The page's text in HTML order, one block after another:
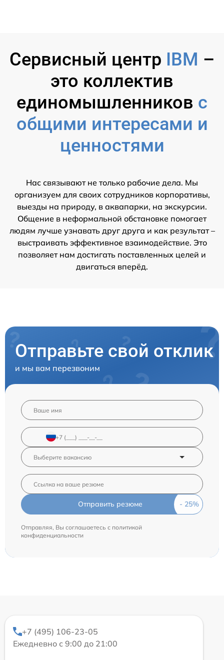
Сервисный центр IBM –
это коллектив
единомышленников с
общими интересами и
ценностями
Нас связывают не только рабочие дела. Мы
организуем для своих сотрудников корпоративы,
выезды на природу, в аквапарки, на экскурсии.
Общение в неформальной обстановке помогает
людям лучше узнавать друг друга и как результат –
выстраивать эффективное взаимодействие. Это
позволяет нам достигать поставленных целей и
двигаться вперёд.
Отправьте свой отклик
и мы вам перезвоним
Отправить резюме
Отправляя, Вы соглашаетесь с политикой
конфиденциальности
+7 (495) 106-23-05
Ежедневно с 9:00 до 21:00